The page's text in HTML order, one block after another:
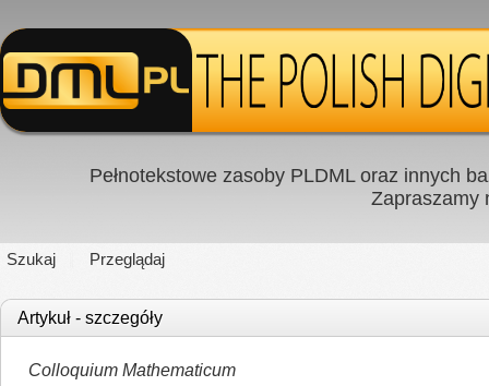
Pełnotekstowe zasoby PLDML oraz innych
Zapraszamy
Szukaj Przeglądaj
Artykuł - szczegóły
Colloquium Mathematicum